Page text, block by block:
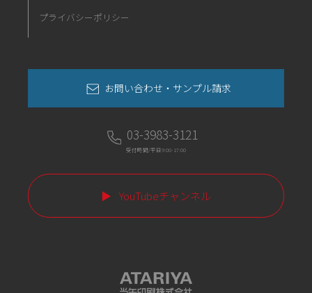
プライバシーポリシー
お問い合わせ・サンプル請求
03-3983-3121
受付時間/平日9:00-17:00
YouTubeチャンネル